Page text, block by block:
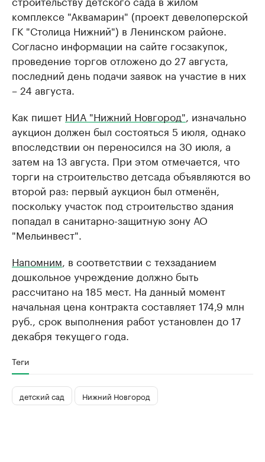
комплексе "Аквамарин" (проект девелоперской
ГК "Столица Нижний") в Ленинском районе.
Согласно информации на сайте госзакупок,
проведение торгов отложено до 27 августа,
последний день подачи заявок на участие в них
– 24 августа.
Как пишет НИА "Нижний Новгород" , изначально
аукцион должен был состояться 5 июля, однако
впоследствии он переносился на 30 июля, а
затем на 13 августа. При этом отмечается, что
торги на строительство детсада объявляются во
второй раз: первый аукцион был отменён,
поскольку участок под строительство здания
попадал в санитарно-защитную зону АО
"Мельинвест".
Напомним , в соответствии с техзаданием
дошкольное учреждение должно быть
рассчитано на 185 мест. На данный момент
начальная цена контракта составляет 174,9 млн
руб., срок выполнения работ установлен до 17
декабря текущего года.
Теги
детский сад Нижний Новгород